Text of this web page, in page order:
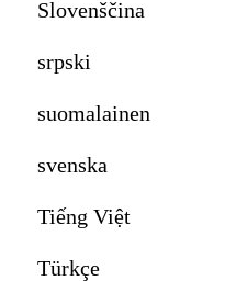
Slovenščina
srpski
suomalainen
svenska
Tiếng Việt
Türkçe